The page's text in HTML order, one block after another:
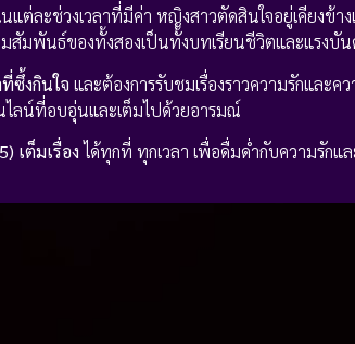
แต่ละช่วงเวลาที่มีค่า หญิงสาวตัดสินใจอยู่เคียงข้าง
มพันธ์ของทั้งสองเป็นทั้งบทเรียนชีวิตและแรงบัน
ซึ้งกินใจ และต้องการรับชมเรื่องราวความรักและค
ลน์ที่อบอุ่นและเต็มไปด้วยอารมณ์
เต็มเรื่องได้ทุกที่ ทุกเวลา เพื่อดื่มด่ำกับความรักแ